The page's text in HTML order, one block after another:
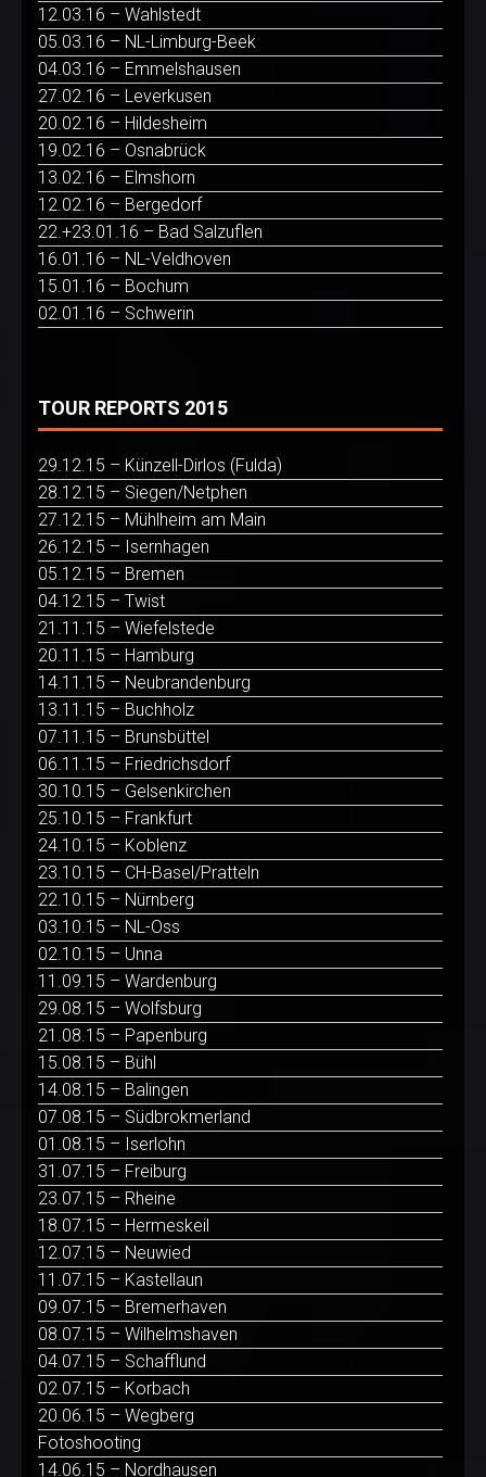
12.03.16 – Wahlstedt
05.03.16 – NL-Limburg-Beek
04.03.16 – Emmelshausen
27.02.16 – Leverkusen
20.02.16 – Hildesheim
19.02.16 – Osnabrück
13.02.16 – Elmshorn
12.02.16 – Bergedorf
22.+23.01.16 – Bad Salzuflen
16.01.16 – NL-Veldhoven
15.01.16 – Bochum
02.01.16 – Schwerin
TOUR REPORTS 2015
29.12.15 – Künzell-Dirlos (Fulda)
28.12.15 – Siegen/Netphen
27.12.15 – Mühlheim am Main
26.12.15 – Isernhagen
05.12.15 – Bremen
04.12.15 – Twist
21.11.15 – Wiefelstede
20.11.15 – Hamburg
14.11.15 – Neubrandenburg
13.11.15 – Buchholz
07.11.15 – Brunsbüttel
06.11.15 – Friedrichsdorf
30.10.15 – Gelsenkirchen
25.10.15 – Frankfurt
24.10.15 – Koblenz
23.10.15 – CH-Basel/Pratteln
22.10.15 – Nürnberg
03.10.15 – NL-Oss
02.10.15 – Unna
11.09.15 – Wardenburg
29.08.15 – Wolfsburg
21.08.15 – Papenburg
15.08.15 – Bühl
14.08.15 – Balingen
07.08.15 – Südbrokmerland
01.08.15 – Iserlohn
31.07.15 – Freiburg
23.07.15 – Rheine
18.07.15 – Hermeskeil
12.07.15 – Neuwied
11.07.15 – Kastellaun
09.07.15 – Bremerhaven
08.07.15 – Wilhelmshaven
04.07.15 – Schafflund
02.07.15 – Korbach
20.06.15 – Wegberg
Fotoshooting
14.06.15 – Nordhausen